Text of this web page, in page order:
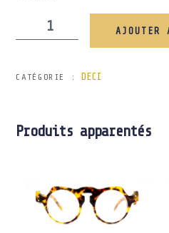
AJOUTER
CATÉGORIE : DECI
Produits apparentés